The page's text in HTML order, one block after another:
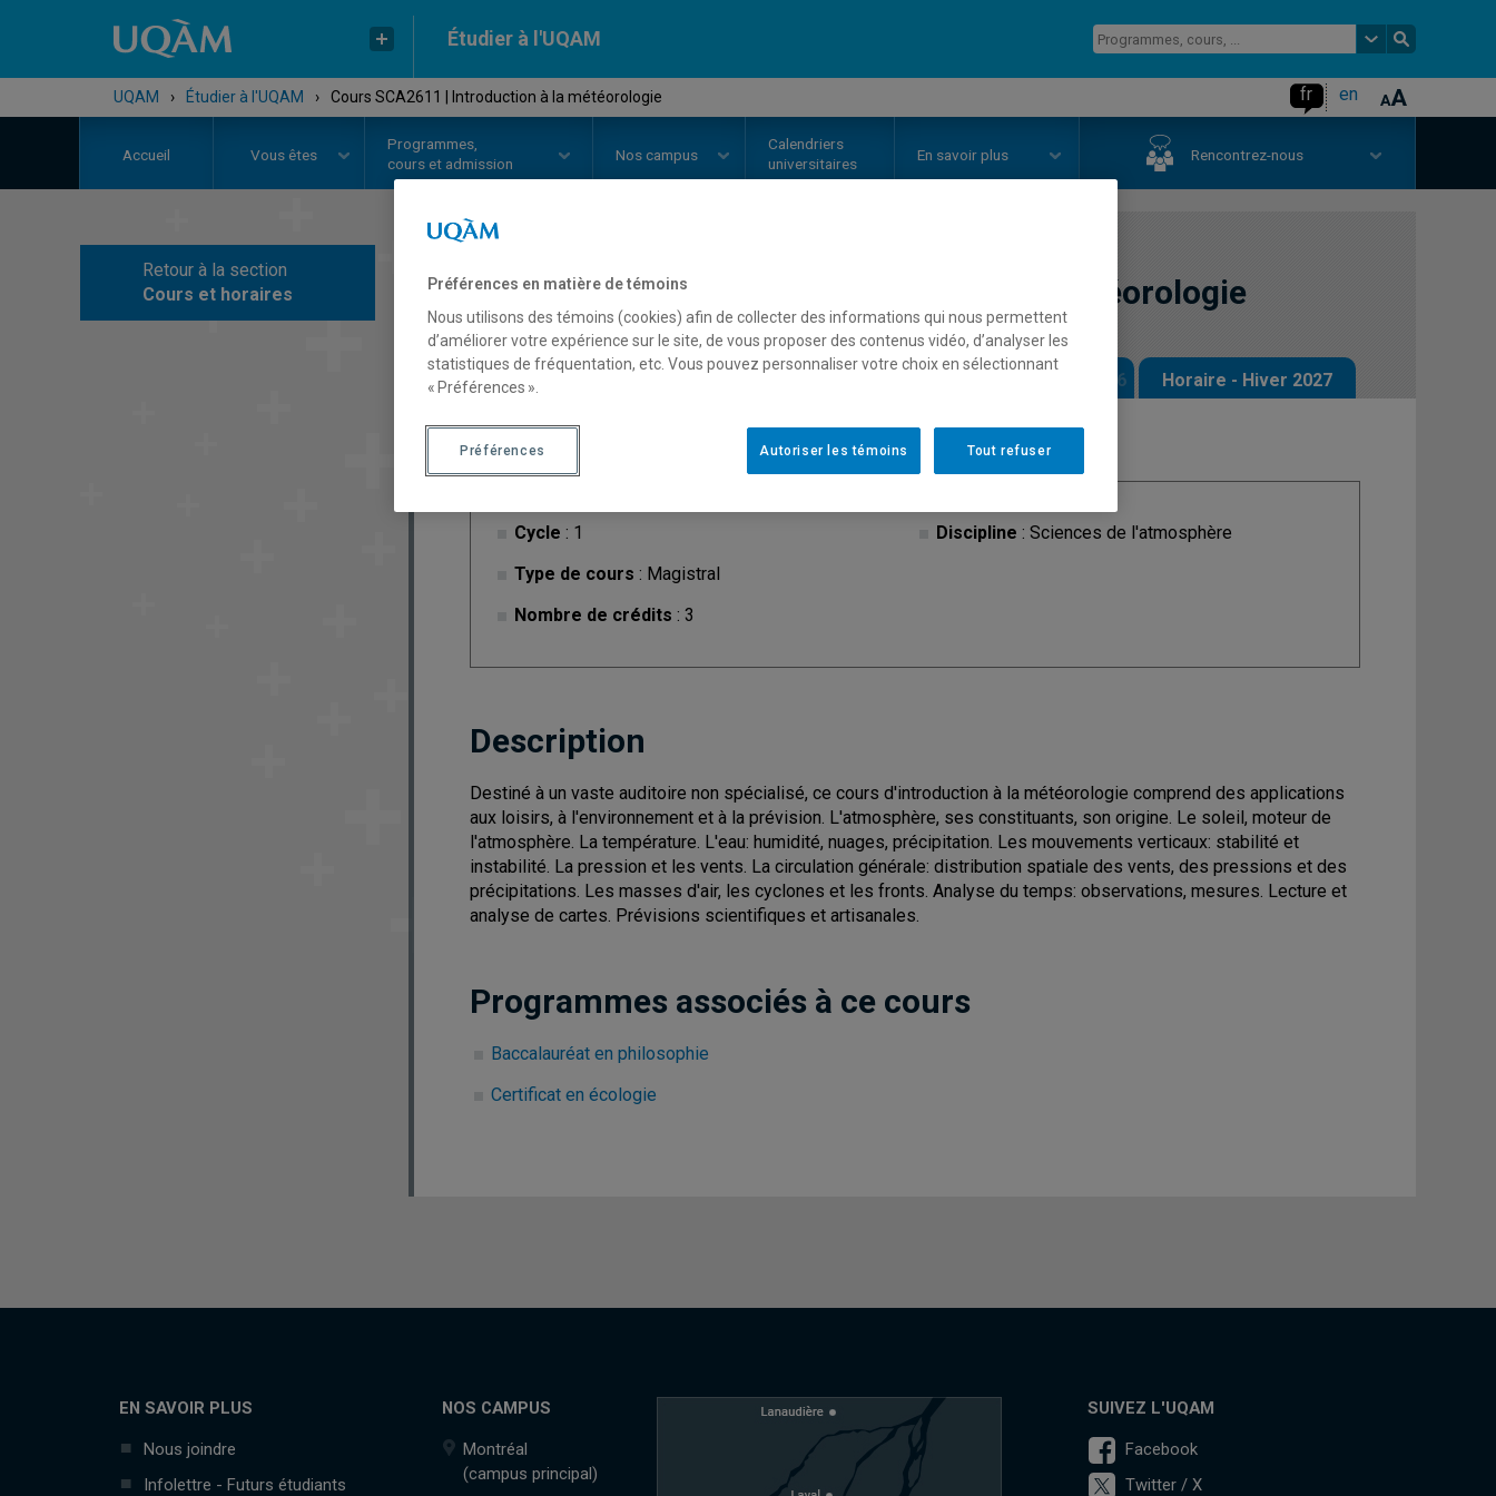
Étudier à l'UQAM
UQAM › Étudier à l'UQAM › Cours SCA2611 | Introduction à la météorologie fr en
Accueil Vous êtes
Programmes,
cours et admission
Nos campus
Calendriers
universitaires
En savoir plus Rencontrez-nous
Retour à la section
Cours et horaires
COURS// SCA2611 Introduction à la météorologie
Description Horaire - Été 2026 Horaire - Automne 2026 Horaire - Hiver 2027
Cycle : 1
Type de cours : Magistral
Nombre de crédits : 3
Discipline : Sciences de l'atmosphère
Description
Destiné à un vaste auditoire non spécialisé, ce cours d'introduction à la météorologie comprend des applications
aux loisirs, à l'environnement et à la prévision. L'atmosphère, ses constituants, son origine. Le soleil, moteur de
l'atmosphère. La température. L'eau: humidité, nuages, précipitation. Les mouvements verticaux: stabilité et
instabilité. La pression et les vents. La circulation générale: distribution spatiale des vents, des pressions et des
précipitations. Les masses d'air, les cyclones et les fronts. Analyse du temps: observations, mesures. Lecture et
analyse de cartes. Prévisions scientifiques et artisanales.
Programmes associés à ce cours
Baccalauréat en philosophie
Certificat en écologie
EN SAVOIR PLUS
Nous joindre
Infolettre - Futurs étudiants
NOS CAMPUS
Montréal
(campus principal)
SUIVEZ L'UQAM
Facebook
Twitter / X
Préférences en matière de témoins
Nous utilisons des témoins (cookies) afin de collecter des informations qui nous permettent
d’améliorer votre expérience sur le site, de vous proposer des contenus vidéo, d’analyser les
statistiques de fréquentation, etc. Vous pouvez personnaliser votre choix en sélectionnant
« Préférences ».
Tout refuser
Autoriser les témoins
Préférences